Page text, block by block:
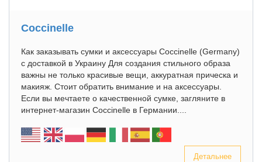
Coccinelle
Как заказывать сумки и аксессуары Coccinelle (Germany)
с доставкой в Украину Для создания стильного образа
важны не только красивые вещи, аккуратная прическа и
макияж. Стоит обратить внимание и на аксессуары.
Если вы мечтаете о качественной сумке, загляните в
интернет-магазин Coccinelle в Германии....
Детальнее